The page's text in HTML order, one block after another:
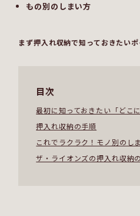
もの別のしまい方
まず押入れ収納で知っておきたいポ
目次
最初に知っておきたい「どこ
押入れ収納の手順
これでラクラク！モノ別のし
ザ・ライオンズの押入れ収納